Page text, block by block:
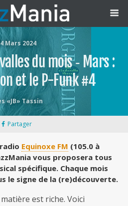
Mars 2024
du mois ‐ Mars :
et le P-Funk #4
«JB» Tassin
Partager
Equinoxe FM (105.0 à
vous proposera tous
spécifique. Chaque mois
le signe de la (re)découverte.
est riche. Voici